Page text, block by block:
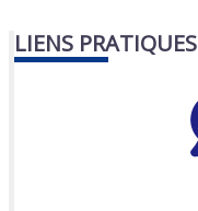
LIENS PRATIQUES